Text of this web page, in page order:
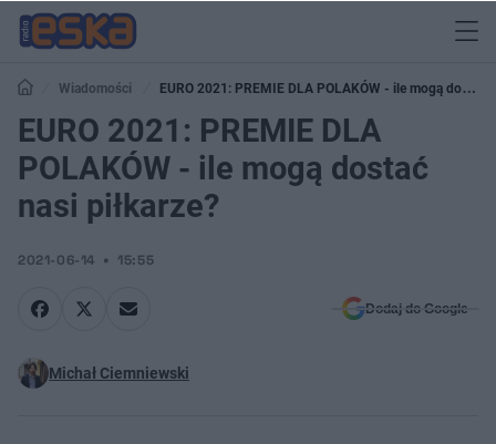
Wiadomości
EURO 2021: PREMIE DLA POLAKÓW - ile mogą dostać
nasi piłkarze?
EURO 2021: PREMIE DLA
POLAKÓW - ile mogą dostać
nasi piłkarze?
2021-06-14 15:55
Dodaj do Google
Michał Ciemniewski